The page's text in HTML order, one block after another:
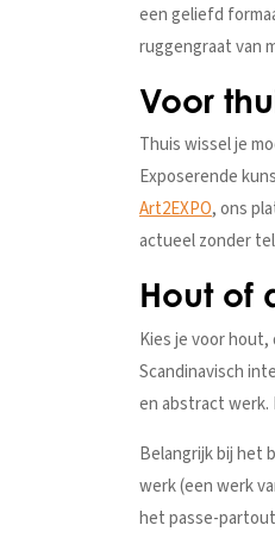
een geliefd
ruggengraat van
Voor
Thuis wissel je
Exposerende
Art2EXPO, ons
actueel zonder
Hout of
Kies je voor hout,
Scandinavisch
en abstract werk.
Belangrijk bij het
werk (een werk
het passe-